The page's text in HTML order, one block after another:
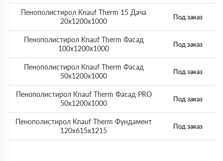
Пенополистирол Knauf Therm 15 Дача
20х1200х1000
Под заказ
Пенополистирол Knauf Therm Фасад
100х1200х1000
Под заказ
Пенополистирол Knauf Therm Фасад
50х1200х1000
Под заказ
Пенополистирол Knauf Therm Фасад PRO
50х1200х1000
Под заказ
Пенополистирол Knauf Therm Фундамент
120х615х1215
Под заказ